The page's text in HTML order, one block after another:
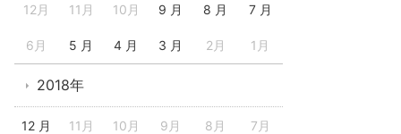
12月 11月 10月 9 月 8 月 7 月
6月 5 月 4 月 3 月 2月 1月
2018年
12 月 11月 10月 9月 8月 7月